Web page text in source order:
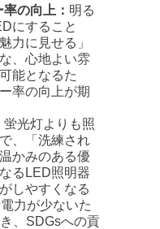
の向上： 明る
にすること
力に見せる」
、心地よい雰
能となるた
率の向上が期
蛍光灯よりも照
、「洗練され
かみのある優
るLED照明器
しやすくなる
力が少ないた
、SDGsへの貢